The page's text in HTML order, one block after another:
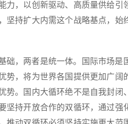
，以创新驱动、高质量供给引
持扩大内需这个战略基点，始
础，两者是统一体。国际市场是
势，将为世界各国提供更加广阔
。国内大循环绝不是自我封闭
持开放合作的双循环，通过强